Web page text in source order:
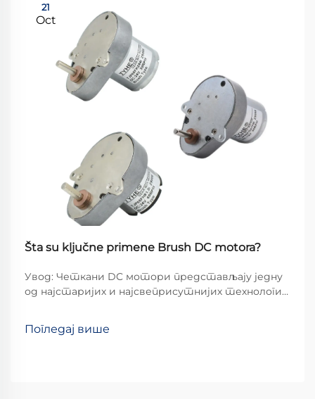
21
Oct
Šta su ključne primene Brush DC motora?
Увод: Четкани DC мотори представљају једну
од најстаријих и најсвеприсутнијих технологија
упркос појави безчетканих алтернатива.
Погледај више